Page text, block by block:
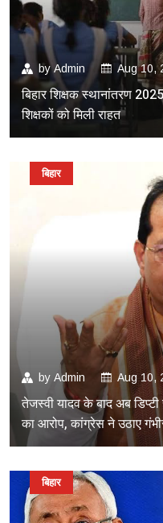
byAdmin Aug 10,
बिहार शिक्षक स्थानांतरण
शिक्षकों को मिली राहत
by Admin Aug 10,
तेजस्वी यादव के बाद अब
का आरोप, कांग्रेस ने उठाए
बिहार
बिहार